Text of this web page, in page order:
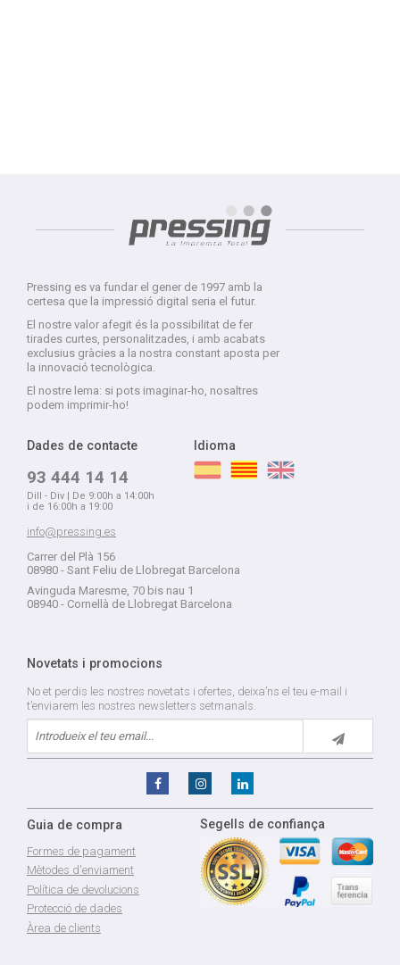
Pressing es va fundar el gener de 1997 amb la
certesa que la impressió digital seria el futur.
El nostre valor afegit és la possibilitat de fer
tirades curtes, personalitzades, i amb acabats
exclusius gràcies a la nostra constant aposta per
la innovació tecnològica.
El nostre lema: si pots imaginar-ho, nosaltres
podem imprimir-ho!
Dades de contacte
93 444 14 14
Dill - Div | De 9:00h a 14:00h
i de 16:00h a 19:00
info@pressing.es
Carrer del Plà 156
08980 - Sant Feliu de Llobregat Barcelona
Avinguda Maresme, 70 bis nau 1
08940 - Cornellà de Llobregat Barcelona
Idioma
Novetats i promocions
No et perdis les nostres novetats i ofertes, deixa’ns el teu e-mail i
t’enviarem les nostres newsletters setmanals.
Guia de compra
Formes de pagament
Mètodes d'enviament
Política de devolucions
Protecció de dades
Àrea de clients
Segells de confiança